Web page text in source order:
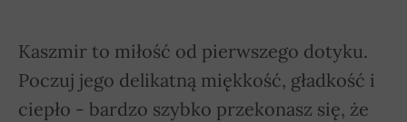
Kaszmir to miłość od pierwszego dotyku.
Poczuj jego delikatną miękkość, gładkość i
ciepło - bardzo szybko przekonasz się, że